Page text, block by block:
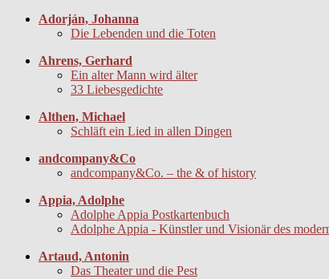
Adorján, Johanna
Die Lebenden und die Toten
Ahrens, Gerhard
Ein alter Mann wird älter
33 Liebesgedichte
Althen, Michael
Schläft ein Lied in allen Dingen
andcompany&Co
andcompany&Co. – the & of history
Appia, Adolphe
Adolphe Appia Postkartenbuch
Adolphe Appia - Künstler und Visionär des
Artaud, Antonin
Das Theater und die Pest